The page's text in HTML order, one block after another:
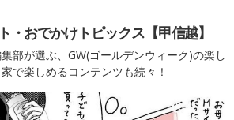
・おでかけトピックス【甲信越】
部が選ぶ、GW(ゴールデンウィーク)の楽し
で楽しめるコンテンツも続々！